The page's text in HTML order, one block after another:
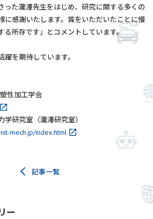
った瀧澤先生をはじめ、研究に関する多くの
に感謝いたします。賞をいただいたことに慢
る所存です」とコメントしています。
を期待しています。
性加工学会
研究室（瀧澤研究室）
mech.jp/index.html
記事一覧
ー